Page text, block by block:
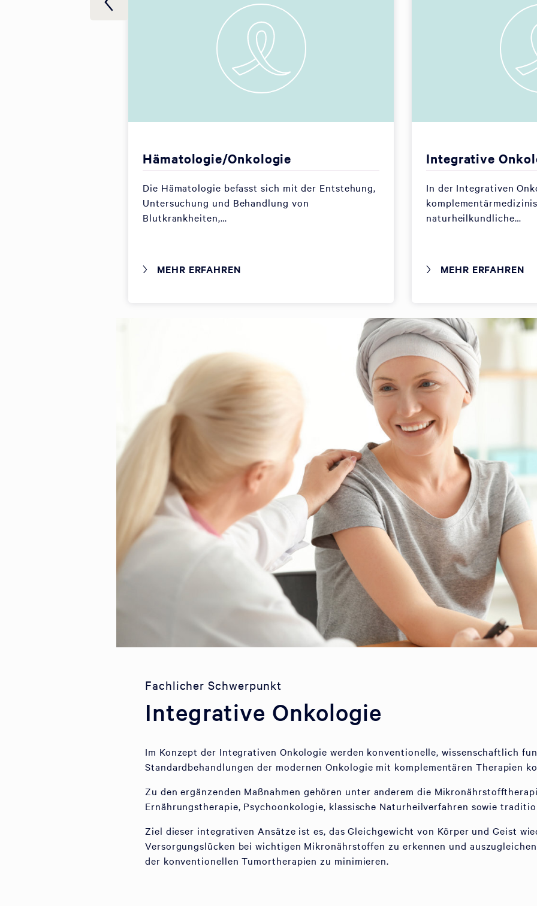
Hämatologie/Onkologie
Die Hämatologie befasst sich mit der Entstehung,
Untersuchung und Behandlung von
Blutkrankheiten,…
MEHR ERFAHREN
Integrative
In der Integrativen
naturheilkundliche…
MEHR ERFAHREN
Fachlicher Schwerpunkt
Integrative Onkologie
Im Konzept der Integrativen Onkologie werden konventionelle, wissenschaftlich
Standardbehandlungen der modernen Onkologie mit komplementären Therapien
Zu den ergänzenden Maßnahmen gehören unter anderem die
Ernährungstherapie, Psychoonkologie, klassische Naturheilverfahren sowie
Ziel dieser integrativen Ansätze ist es, das Gleichgewicht von Körper und Geist
Versorgungslücken bei wichtigen Mikronährstoffen zu erkennen und
der konventionellen Tumortherapien zu minimieren.